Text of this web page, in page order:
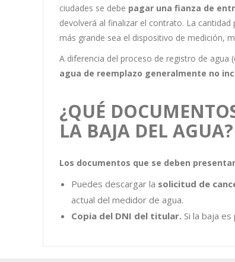
ciudades se debe pagar una fianza de
devolverá al finalizar el contrato. La
más grande sea el dispositivo de medición,
A diferencia del proceso de registro de
agua de reemplazo generalmente no
¿QUÉ
LA BAJA DEL AGUA?
Los documentos que se deben
Puedes descargar la solicitud de
actual del medidor de agua.
Copia del DNI del titular. Si la baja